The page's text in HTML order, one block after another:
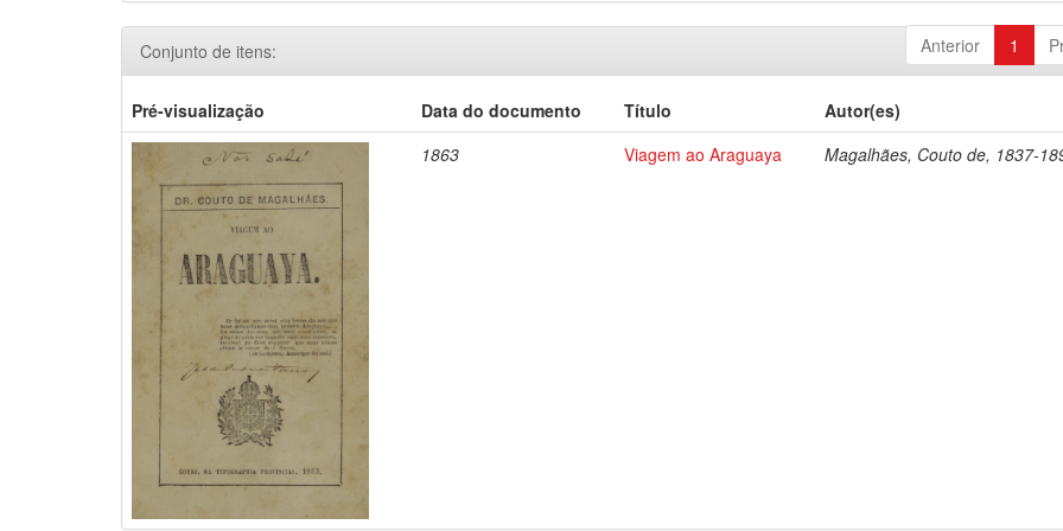
Anterior 1
Conjunto de itens:
Pré-visualização Data do documento Título
Autor(es)
1863
Viagem ao Araguaya Magalhães, Couto de, 1837-